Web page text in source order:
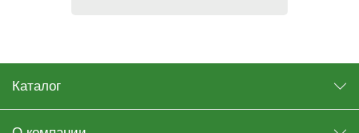
Каталог